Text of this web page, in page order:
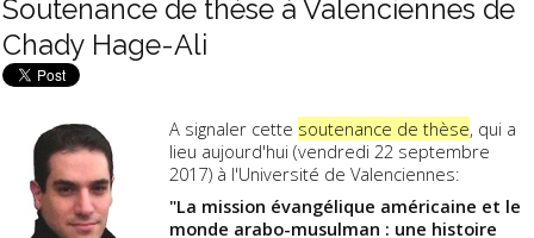
Soutenance de thèse à Valenciennes de
Chady Hage-Ali
A signaler cette soutenance de thèse, qui a
lieu aujourd'hui (vendredi 22 septembre
2017) à l'Université de Valenciennes:
"La mission évangélique américaine et le
monde arabo-musulman : une histoire